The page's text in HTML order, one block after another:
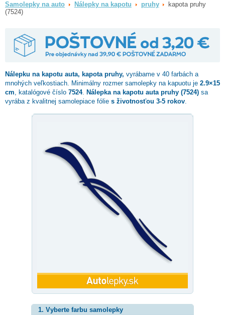
Samolepky na auto Nálepky na kapotu pruhy
kapota pruhy
(7524)
Nálepku na kapotu auta, kapota pruhy, vyrábame v 40 farbách a
mnohých veľkostiach. Minimálny rozmer samolepky na kapuotu je 2.9×15
cm , katalógové číslo 7524. Nálepka na kapotu auta pruhy (7524) sa
vyrába z kvalitnej samolepiace fólie s životnosťou 3-5 rokov
1. Vyberte farbu samolepky